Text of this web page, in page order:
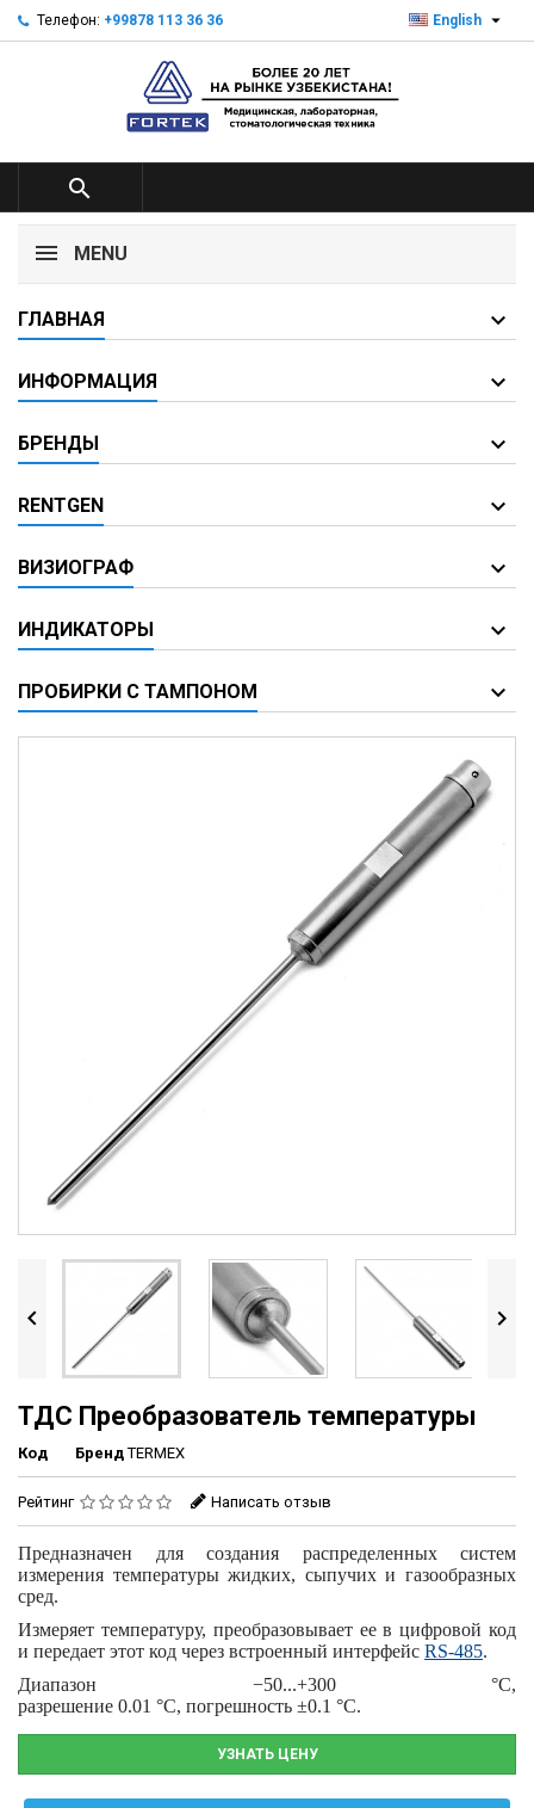
Телефон: +99878 113 36 36 English 

MENU
ГЛАВНАЯ
ИНФОРМАЦИЯ
БРЕНДЫ
RENTGEN
ВИЗИОГРАФ
ИНДИКАТОРЫ
ПРОБИРКИ С ТАМПОНОМ
 
ТДС Преобразователь температуры
Код Бренд TERMEX
Рейтинг Написать отзыв
Предназначен для создания распределенных систем
измерения температуры жидких, сыпучих и газообразных
сред.
Измеряет температуру, преобразовывает ее в цифровой код
и передает этот код через встроенный интерфейс RS‑485.
Диапазон −50...+300 °С,
разрешение 0.01 °С, погрешность ±0.1 °С.
УЗНАТЬ ЦЕНУ